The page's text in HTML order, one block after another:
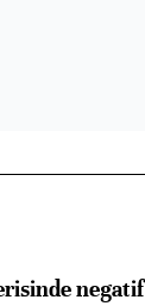
negatif